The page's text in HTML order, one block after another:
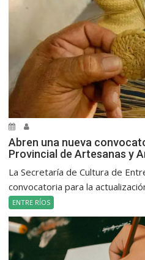
Abren una nueva
Provincial de Artesanas y
La Secretaría de Cultura de
convocatoria para la
ENTRE RÍOS